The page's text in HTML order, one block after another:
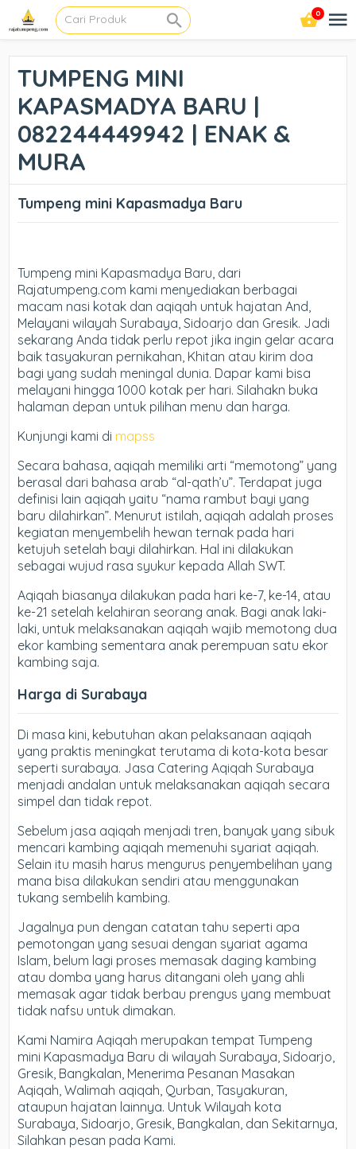
0
TUMPENG MINI
KAPASMADYA BARU |
082244449942 | ENAK &
MURA
Tumpeng mini Kapasmadya Baru
Tumpeng mini Kapasmadya Baru, dari
Rajatumpeng.com kami menyediakan berbagai
macam nasi kotak dan aqiqah untuk hajatan And,
Melayani wilayah Surabaya, Sidoarjo dan Gresik. Jadi
sekarang Anda tidak perlu repot jika ingin gelar acara
baik tasyakuran pernikahan, Khitan atau kirim doa
bagi yang sudah meningal dunia. Dapar kami bisa
melayani hingga 1000 kotak per hari. Silahakn buka
halaman depan untuk pilihan menu dan harga.
Kunjungi kami di mapss
Secara bahasa, aqiqah memiliki arti “memotong” yang
berasal dari bahasa arab “al-qath’u”. Terdapat juga
definisi lain aqiqah yaitu “nama rambut bayi yang
baru dilahirkan”. Menurut istilah, aqiqah adalah proses
kegiatan menyembelih hewan ternak pada hari
ketujuh setelah bayi dilahirkan. Hal ini dilakukan
sebagai wujud rasa syukur kepada Allah SWT.
Aqiqah biasanya dilakukan pada hari ke-7, ke-14, atau
ke-21 setelah kelahiran seorang anak. Bagi anak laki-
laki, untuk melaksanakan aqiqah wajib memotong dua
ekor kambing sementara anak perempuan satu ekor
kambing saja.
Harga di Surabaya
Di masa kini, kebutuhan akan pelaksanaan aqiqah
yang praktis meningkat terutama di kota-kota besar
seperti surabaya. Jasa Catering Aqiqah Surabaya
menjadi andalan untuk melaksanakan aqiqah secara
simpel dan tidak repot.
Sebelum jasa aqiqah menjadi tren, banyak yang sibuk
mencari kambing aqiqah memenuhi syariat aqiqah.
Selain itu masih harus mengurus penyembelihan yang
mana bisa dilakukan sendiri atau menggunakan
tukang sembelih kambing.
Jagalnya pun dengan catatan tahu seperti apa
pemotongan yang sesuai dengan syariat agama
Islam, belum lagi proses memasak daging kambing
atau domba yang harus ditangani oleh yang ahli
memasak agar tidak berbau prengus yang membuat
tidak nafsu untuk dimakan.
Kami Namira Aqiqah merupakan tempat Tumpeng
mini Kapasmadya Baru di wilayah Surabaya, Sidoarjo,
Gresik, Bangkalan, Menerima Pesanan Masakan
Aqiqah, Walimah aqiqah, Qurban, Tasyakuran,
ataupun hajatan lainnya. Untuk Wilayah kota
Surabaya, Sidoarjo, Gresik, Bangkalan, dan Sekitarnya,
Silahkan pesan pada Kami.